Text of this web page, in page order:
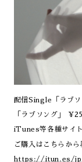
FAN
CONTACT
配信Single「ラブソ
「ラブソング」
iTunes等各種サイ
ご購入はこちらから⇩
https://itun.es/